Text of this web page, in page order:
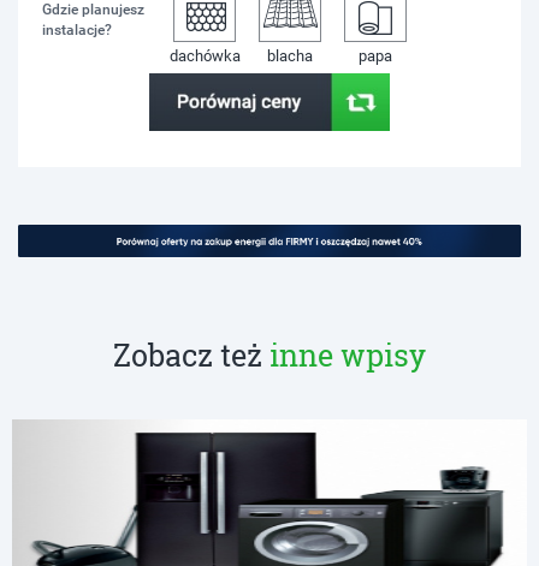
Gdzie planujesz
instalacje?
dachówka blacha papa
Zobacz też inne wpisy